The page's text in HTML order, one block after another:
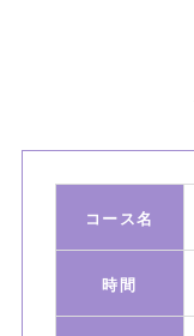
コース名
時間